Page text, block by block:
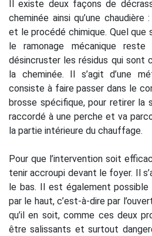
Il existe deux façons de
cheminée ainsi qu’une
et le procédé chimique. Quel que
le ramonage mécanique
désincruster les résidus qui sont
la cheminée. Il s’agit d’une
consiste à faire passer dans le
brosse spécifique, pour retirer la
raccordé à une perche et va
la partie intérieure du chauffage.
Pour que l’intervention soit
tenir accroupi devant le foyer. Il
le bas. Il est également
par le haut, c’est-à-dire par
qu’il en soit, comme ces deux
être salissants et surtout